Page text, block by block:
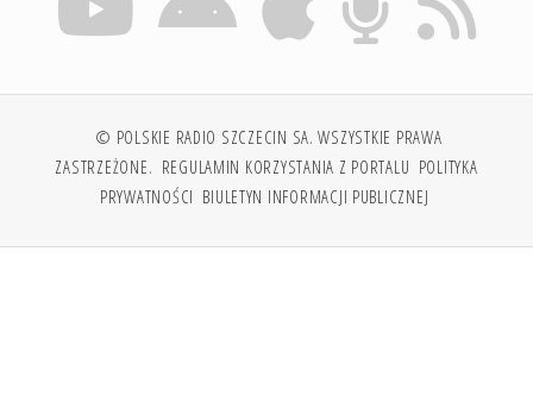
© POLSKIE RADIO SZCZECIN SA. WSZYSTKIE PRAWA
ZASTRZEŻONE. REGULAMIN KORZYSTANIA Z PORTALU POLITYKA
PRYWATNOŚCI BIULETYN INFORMACJI PUBLICZNEJ